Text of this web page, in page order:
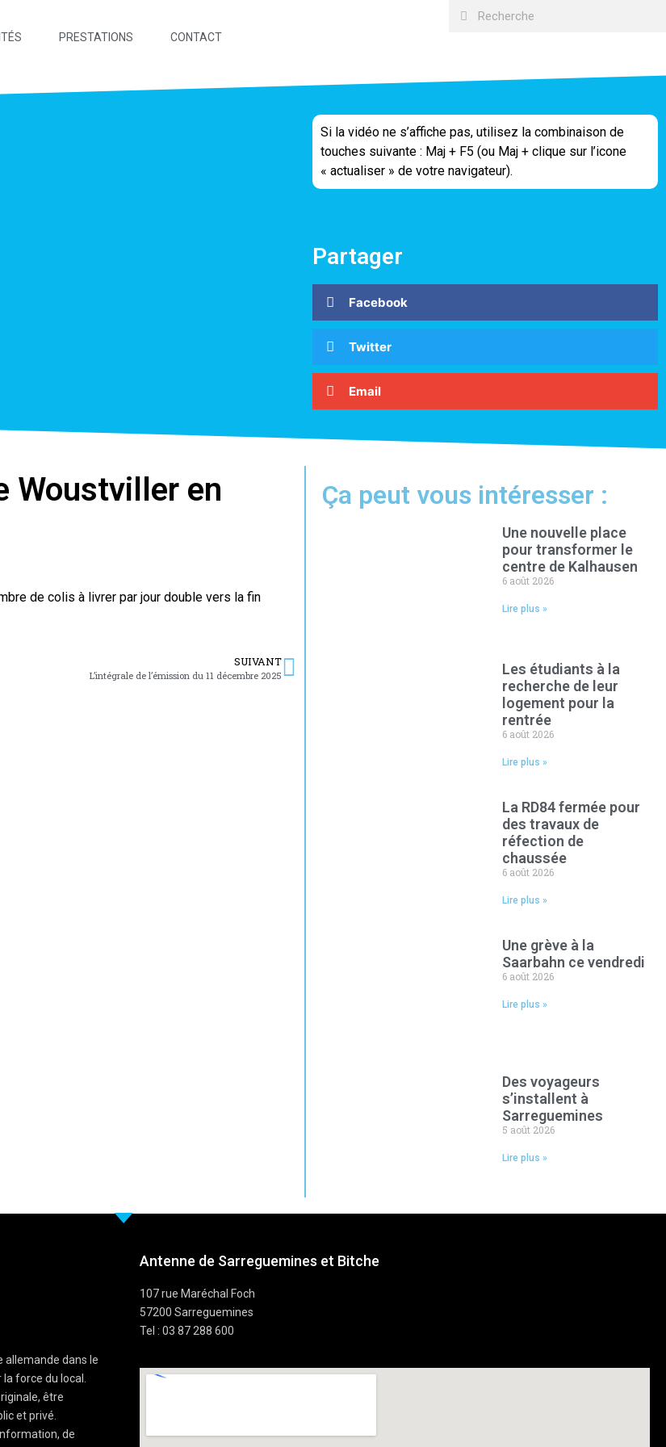
PRESTATIONS CONTACT
Si la vidéo ne s’affiche pas, utilisez la combinaison de
touches suivante : Maj + F5 (ou Maj + clique sur l’icone
« actualiser » de votre navigateur).
Partager
Facebook
Twitter
Email
Woustviller en
de colis à livrer par jour double vers la fin
SUIVANT
L’intégrale de l’émission du 11 décembre 2025
Ça peut vous intéresser :
Une nouvelle place
pour transformer le
centre de Kalhausen
6 août 2026
Lire plus »
Les étudiants à la
recherche de leur
logement pour la
rentrée
6 août 2026
Lire plus »
La RD84 fermée pour
des travaux de
réfection de
chaussée
6 août 2026
Lire plus »
Une grève à la
Saarbahn ce vendredi
6 août 2026
Lire plus »
Des voyageurs
s’installent à
Sarreguemines
5 août 2026
Lire plus »
allemande dans le
force du local.
être
et privé.
de
Antenne de Sarreguemines et Bitche
107 rue Maréchal Foch
57200 Sarreguemines
Tel : 03 87 288 600